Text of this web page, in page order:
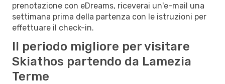
prenotazione con eDreams, riceverai un'e-mail una
settimana prima della partenza con le istruzioni per
effettuare il check-in.
Il periodo migliore per visitare
Skiathos partendo da Lamezia
Terme